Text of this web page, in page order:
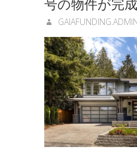
号の物件が完